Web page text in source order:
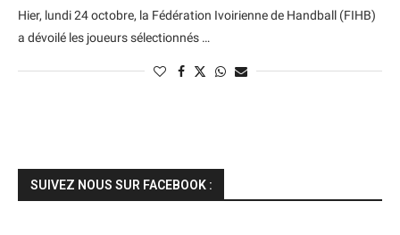
Hier, lundi 24 octobre, la Fédération Ivoirienne de Handball (FIHB)
a dévoilé les joueurs sélectionnés …
SUIVEZ NOUS SUR FACEBOOK :